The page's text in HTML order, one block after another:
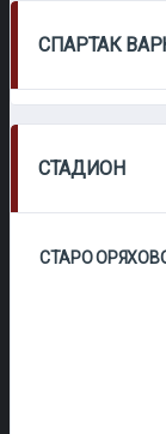
СПАРТАК
СТАДИОН
СТАРО